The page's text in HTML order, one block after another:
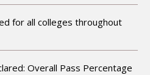
for all colleges throughout
Overall Pass Percentage